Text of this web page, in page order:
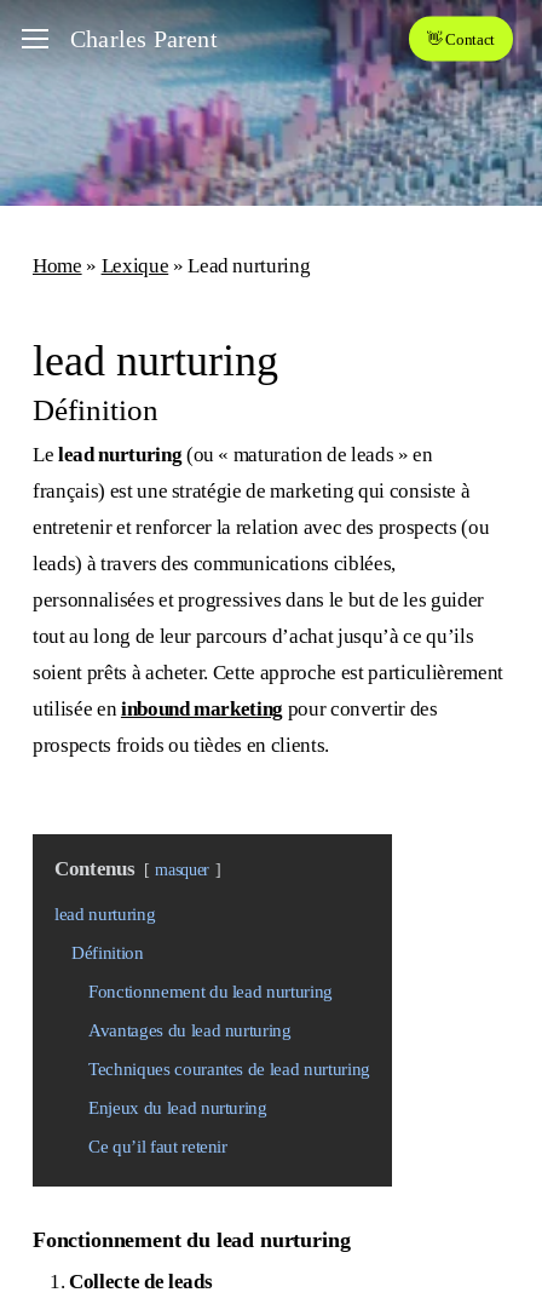
to
Menu Charles Parent 👋 Contact
Home » Lexique »Lead nurturing
lead nurturing
Définition
Le lead nurturing (ou « maturation de leads » en
français) est une stratégie de marketing qui consiste à
entretenir et renforcer la relation avec des prospects (ou
leads) à travers des communications ciblées,
personnalisées et progressives dans le but de les guider
tout au long de leur parcours d’achat jusqu’à ce qu’ils
soient prêts à acheter. Cette approche est particulièrement
utilisée eninbound marketing pour convertir des
prospects froids ou tièdes en clients.
Contenus masquer
lead nurturing
Définition
Fonctionnement du lead nurturing
Avantages du lead nurturing
Techniques courantes de lead nurturing
Enjeux du lead nurturing
Ce qu’il faut retenir
Fonctionnement du lead nurturing
Collecte de leads